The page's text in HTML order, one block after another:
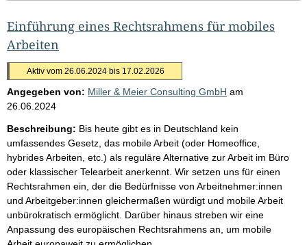
Einführung eines Rechtsrahmens für mobiles
Arbeiten
Aktiv vom 26.06.2024 bis 17.02.2026
Angegeben von: Miller & Meier Consulting GmbH am
26.06.2024
Beschreibung: Bis heute gibt es in Deutschland kein
umfassendes Gesetz, das mobile Arbeit (oder Homeoffice,
hybrides Arbeiten, etc.) als reguläre Alternative zur Arbeit im Büro
oder klassischer Telearbeit anerkennt. Wir setzen uns für einen
Rechtsrahmen ein, der die Bedürfnisse von Arbeitnehmer:innen
und Arbeitgeber:innen gleichermaßen würdigt und mobile Arbeit
unbürokratisch ermöglicht. Darüber hinaus streben wir eine
Anpassung des europäischen Rechtsrahmens an, um mobile